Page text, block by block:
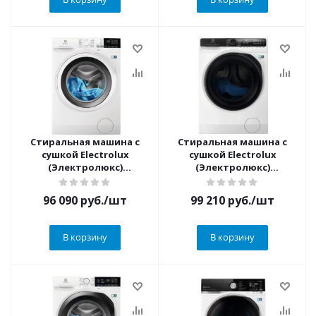
Стиральная машина с
сушкой Electrolux
(Электролюкс)
EW7WR447W
96 090 руб./шт
В корзину
Стиральная машина с
сушкой Electrolux
(Электролюкс)
EW7W5697QE
99 210 руб./шт
В корзину